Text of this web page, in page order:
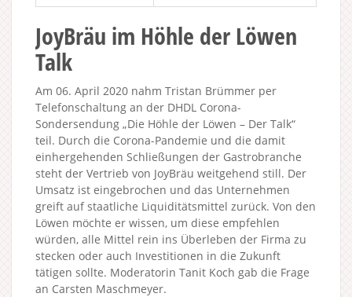
JoyBräu im Höhle der Löwen
Talk
Am 06. April 2020 nahm Tristan Brümmer per
Telefonschaltung an der DHDL Corona-
Sondersendung „Die Höhle der Löwen – Der Talk“
teil. Durch die Corona-Pandemie und die damit
einhergehenden Schließungen der Gastrobranche
steht der Vertrieb von JoyBräu weitgehend still. Der
Umsatz ist eingebrochen und das Unternehmen
greift auf staatliche Liquiditätsmittel zurück. Von den
Löwen möchte er wissen, um diese empfehlen
würden, alle Mittel rein ins Überleben der Firma zu
stecken oder auch Investitionen in die Zukunft
tätigen sollte. Moderatorin Tanit Koch gab die Frage
an Carsten Maschmeyer.